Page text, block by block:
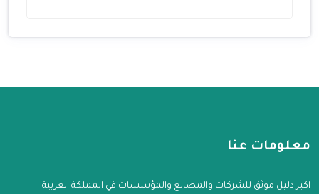
معلومات عنا
اكبر دليل موثق للشركات والمصانع والمؤسسات في المملكة العربية